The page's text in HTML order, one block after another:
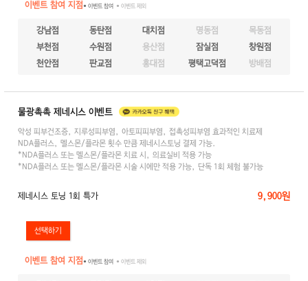
이벤트 참여 지점● 이벤트 참여 ● 이벤트 제외
강남점 동탄점 대치점 명동점
목동점
부천점
수원점 용산점 잠실점
창원점
천안점
판교점 홍대점 평택고덕점 방배점
물광촉촉 제네시스 이벤트
악성 피부건조증, 지루성피부염, 아토피피부염, 접촉성피부염 효과적인 치료제
NDA플러스, 멜스몬/플라몬 횟수 만큼 제네시스토닝 결제 가능.
*NDA플러스 또는 멜스몬/플라몬 치료 시, 의료실비 적용 가능
*NDA플러스 또는 멜스몬/플라몬 시술 시에만 적용 가능, 단독 1회 체험 불가능
제네시스 토닝 1회 특가 9,900원
이벤트 참여 지점● 이벤트 참여 ● 이벤트 제외